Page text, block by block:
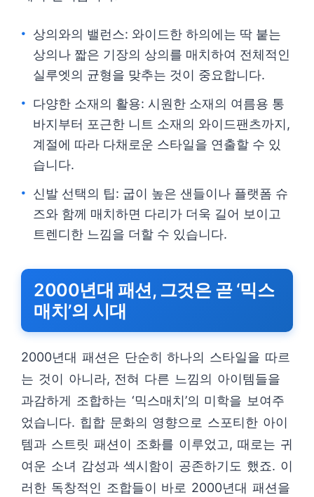
상의와의 밸런스: 와이드한 하의에는 딱 붙는
상의나 짧은 기장의 상의를 매치하여 전체적인
실루엣의 균형을 맞추는 것이 중요합니다.
다양한 소재의 활용: 시원한 소재의 여름용 통
바지부터 포근한 니트 소재의 와이드팬츠까지,
계절에 따라 다채로운 스타일을 연출할 수 있
습니다.
신발 선택의 팁: 굽이 높은 샌들이나 플랫폼 슈
즈와 함께 매치하면 다리가 더욱 길어 보이고
트렌디한 느낌을 더할 수 있습니다.
2000년대 패션, 그것은 곧 ‘믹스
매치’의 시대
2000년대 패션은 단순히 하나의 스타일을 따르
는 것이 아니라, 전혀 다른 느낌의 아이템들을
과감하게 조합하는 ‘믹스매치’의 미학을 보여주
었습니다. 힙합 문화의 영향으로 스포티한 아이
템과 스트릿 패션이 조화를 이루었고, 때로는 귀
여운 소녀 감성과 섹시함이 공존하기도 했죠. 이
러한 독창적인 조합들이 바로 2000년대 패션을